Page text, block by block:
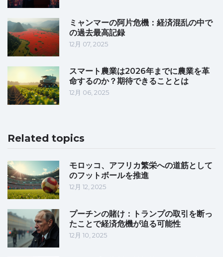
ミャンマーの阿片危機：経済混乱の中で
の過去最高記録
12月 07, 2025
スマート農業は2026年までに農業を革
命するのか？期待できることとは
12月 06, 2025
Related topics
モロッコ、アフリカ繁栄への道筋として
のフットボールを推進
12月 12, 2025
プーチンの賭け：トランプの取引を断っ
たことで経済危機が迫る可能性
12月 10, 2025